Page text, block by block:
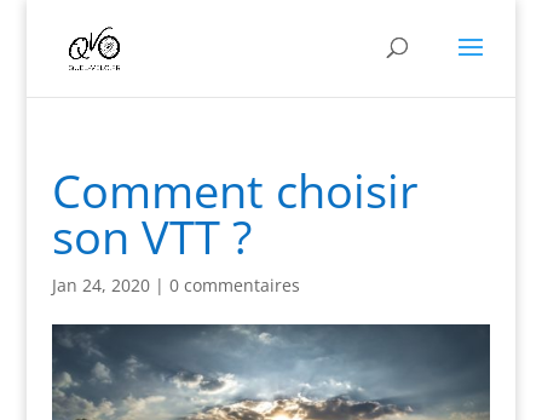
Comment choisir
son VTT ?
Jan 24, 2020| 0 commentaires